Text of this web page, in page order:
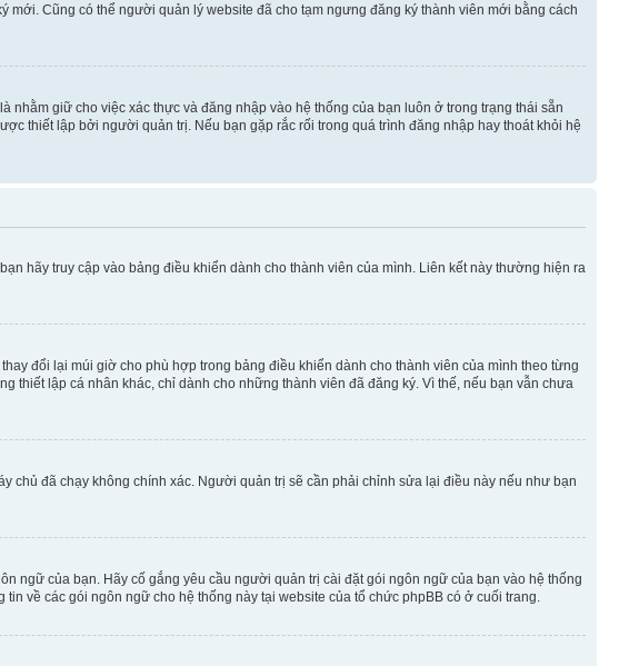
Cũng có thể người quản lý website đã cho tạm ngưng đăng ký thành viên mới bằng cách
giữ cho việc xác thực và đăng nhập vào hệ thống của bạn luôn ở trong trạng thái sẵn
thiết lập bởi người quản trị. Nếu bạn gặp rắc rối trong quá trình đăng nhập hay thoát khỏi hệ
hãy truy cập vào bảng điều khiển dành cho thành viên của mình. Liên kết này thường hiện ra
đổi lại múi giờ cho phù hợp trong bảng điều khiển dành cho thành viên của mình theo từng
thiết lập cá nhân khác, chỉ dành cho những thành viên đã đăng ký. Vì thế, nếu bạn vẫn chưa
chủ đã chạy không chính xác. Người quản trị sẽ cần phải chỉnh sửa lại điều này nếu như bạn
ngữ của bạn. Hãy cố gắng yêu cầu người quản trị cài đặt gói ngôn ngữ của bạn vào hệ thống
về các gói ngôn ngữ cho hệ thống này tại website của tổ chức phpBB có ở cuối trang.